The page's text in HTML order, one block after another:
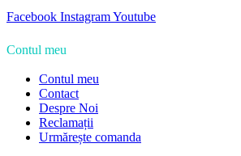
Facebook InstagramYoutube
Contul meu
Contul meu
Contact
Despre Noi
Reclamații
Urmărește comanda